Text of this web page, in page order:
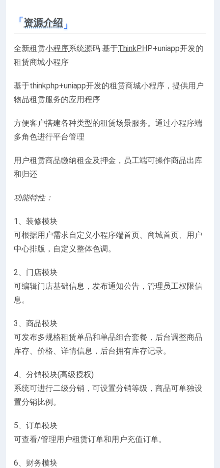
资源介绍
全新租赁小程序系统源码 基于ThinkPHP+uniapp开发的
租赁商城小程序
基于thinkphp+uniapp开发的租赁商城小程序，提供用户
物品租赁服务的应用程序
方便客户搭建各种类型的租赁场景服务。通过小程序端
多角色进行平台管理
用户租赁商品缴纳租金及押金，员工端可操作商品出库
和归还
功能特性：
1、装修模块
可根据用户需求自定义小程序端首页、商城首页、用户
中心排版，自定义整体色调。
2、门店模块
可编辑门店基础信息，发布通知公告，管理员工权限信
息。
3、商品模块
可发布多规格租赁单品和单品组合套餐，后台调整商品
库存、价格、详情信息，后台拥有库存记录。
4、分销模块(高级授权)
系统可进行二级分销，可设置分销等级，商品可单独设
置分销比例。
5、订单模块
可查看/管理用户租赁订单和用户充值订单。
6、财务模块